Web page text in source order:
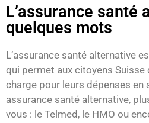
L’assurance santé
quelques mots
L’assurance santé alternative
qui permet aux citoyens Suisse
charge pour leurs dépenses en
assurance santé alternative,
vous : le Telmed, le HMO ou